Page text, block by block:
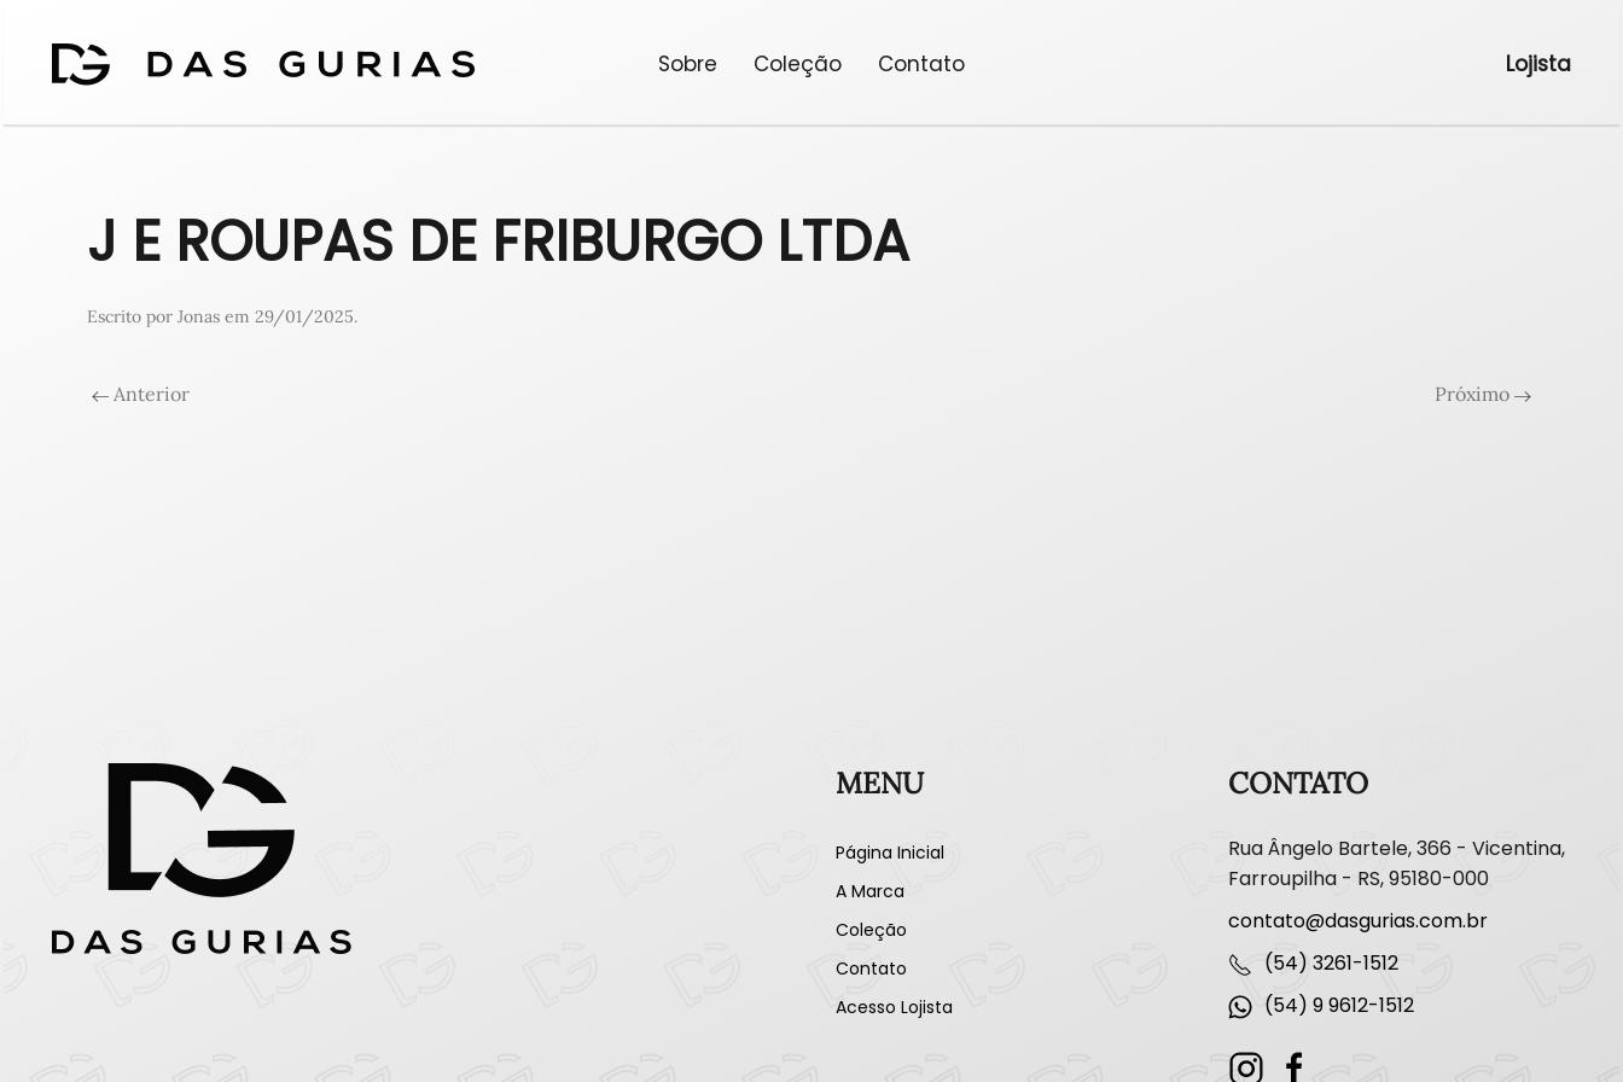
Sobre Coleção Contato Lojista
J E ROUPAS DE FRIBURGO LTDA
Escrito por Jonas em 29/01/2025.
Anterior Próximo
MENU
Página Inicial
A Marca
Coleção
Contato
Acesso Lojista
CONTATO
Rua Ângelo Bartele, 366 - Vicentina,
Farroupilha - RS, 95180-000
contato@dasgurias.com.br
(54) 3261-1512
(54) 9 9612-1512